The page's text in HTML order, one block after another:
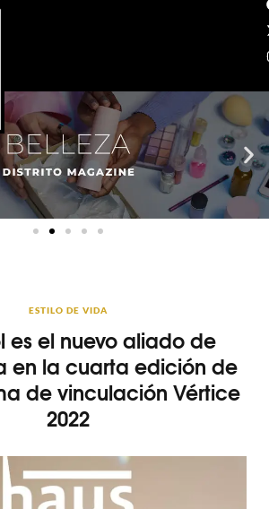
ESTILO DE VIDA
es el nuevo aliado de
en la cuarta edición de
de vinculación Vértice
2022